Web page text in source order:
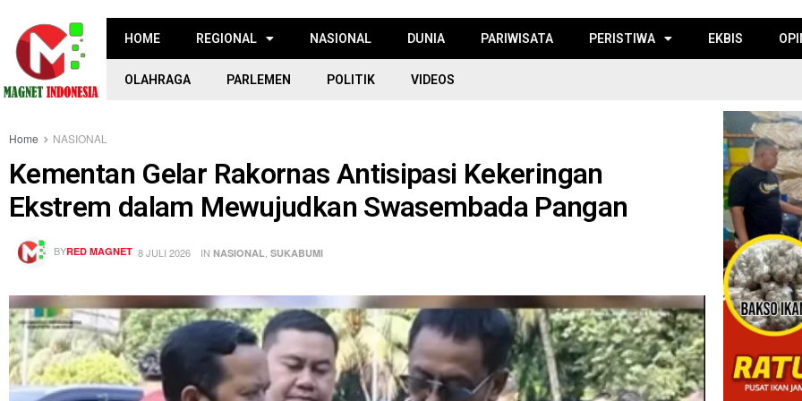
HOME REGIONAL NASIONAL DUNIA PARIWISATA PERISTIWA EKBIS
OLAHRAGA PARLEMEN POLITIK VIDEOS
Home NASIONAL
Kementan Gelar Rakornas Antisipasi Kekeringan
Ekstrem dalam Mewujudkan Swasembada Pangan
BYRED MAGNET 8 JULI 2026 IN NASIONAL SUKABUMI